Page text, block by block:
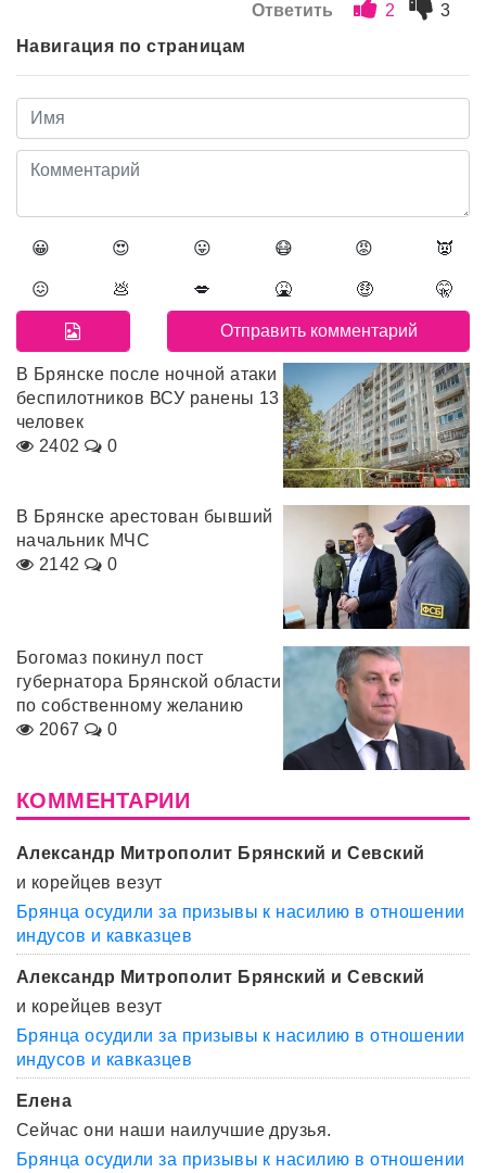
Ответить 2
3
Навигация по страницам
😀 😍 😛 😷 😡 👿
😖 💩 💋 🤮 🤑 🤫
В Брянске после ночной атаки
беспилотников ВСУ ранены 13
человек
2402
0
В Брянске арестован бывший
начальник МЧС
2142
0
Богомаз покинул пост
губернатора Брянской области
по собственному желанию
2067
0
КОММЕНТАРИИ
Александр Митрополит Брянский и Севский
и корейцев везут
Брянца осудили за призывы к насилию в отношении
индусов и кавказцев
Александр Митрополит Брянский и Севский
и корейцев везут
Брянца осудили за призывы к насилию в отношении
индусов и кавказцев
Елена
Сейчас они наши наилучшие друзья.
Брянца осудили за призывы к насилию в отношении